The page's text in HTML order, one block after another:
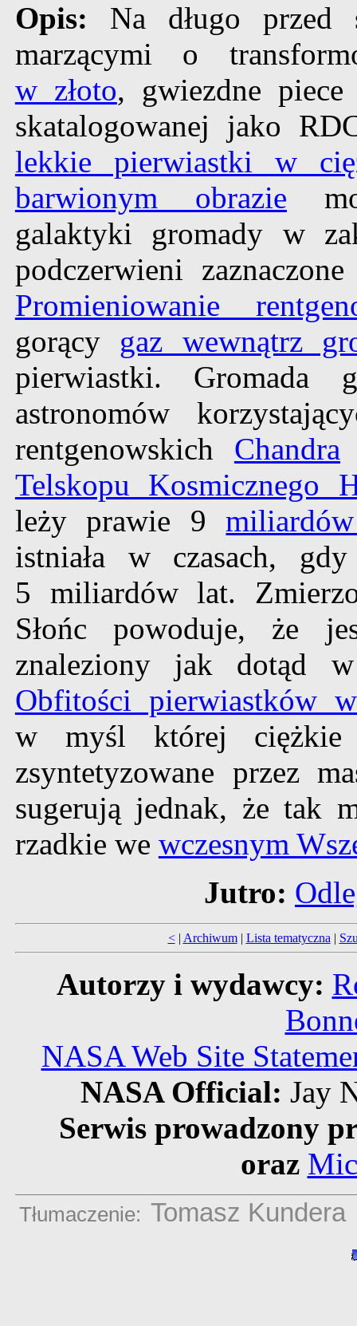
Opis: Na długo przed
marzącymi o
w złoto, gwiezdne
skatalogowanej jako
lekkie pierwiastki w
barwionym obrazie
galaktyki gromady w
podczerwieni
Promieniowanie
gorący gaz wewnątrz
pierwiastki. Gromada
astronomów
rentgenowskich Chandra
Telskopu Kosmicznego
leży prawie 9
istniała w czasach,
5 miliardów lat.
Słońc powoduje, że
znaleziony jak dotąd w
Obfitości pierwiastków
w myśl której ciężkie
zsyntetyzowane przez
sugerują jednak, że tak
rzadkie we wczesnym
Jutro:
<| Archiwum| Lista tematyczna |
Autorzy i wydawcy:
NASA Web Site
NASA Official: Jay
Serwis prowadzony
oraz
Tłumaczenie: Tomasz Kundera